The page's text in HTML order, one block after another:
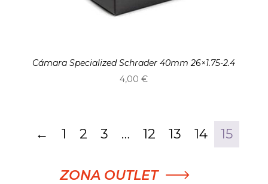
Cámara Specialized Schrader 40mm 26×1.75-2.4
4,00€
← 1 2 3 … 12 13 14 15
ZONA OUTLET